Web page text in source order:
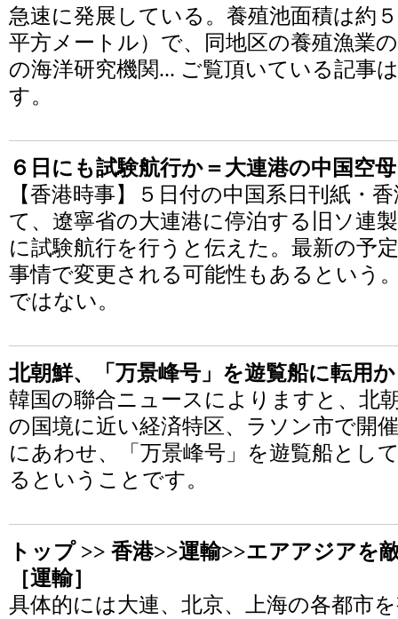
急速に発展している。養殖池面積は約
平方メートル）で、同地区の養殖漁業
の海洋研究機関... ご覧頂いている記事
す。
６日にも試験航行か＝大連港の中国空
【香港時事】５日付の中国系日刊紙・
て、遼寧省の大連港に停泊する旧ソ連
に試験航行を行うと伝えた。最新の予
事情で変更される可能性もあるという
ではない。
北朝鮮、「万景峰号」を遊覧船に転用か
韓国の聯合ニュースによりますと、北
の国境に近い経済特区、ラソン市で開
にあわせ、「万景峰号」を遊覧船とし
るということです。
トップ >> 香港>>運輸>>エアアジアを
［運輸］
具体的には大連、北京、上海の各都市